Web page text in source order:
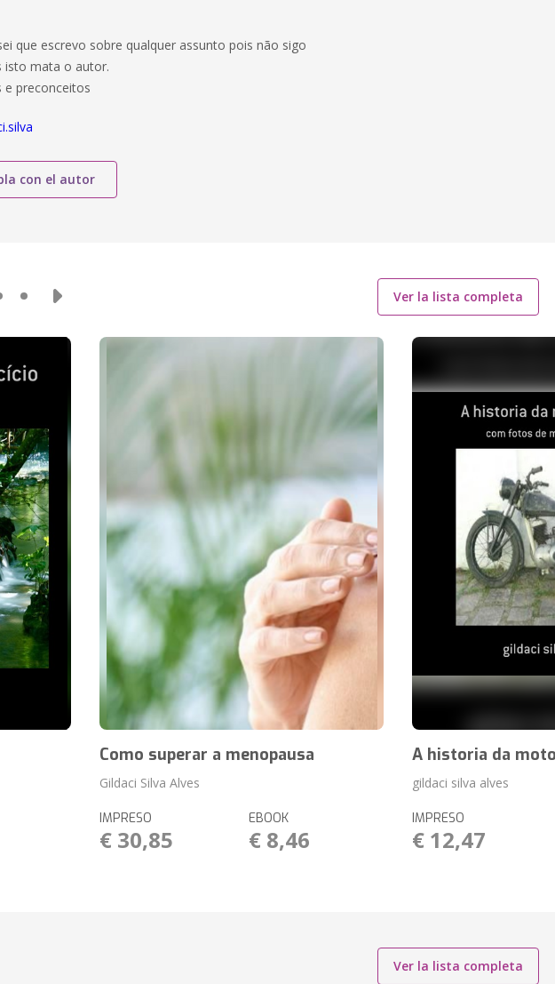
que escrevo sobre qualquer assunto pois não sigo
isto mata o autor.
e preconceitos
con el autor
Ver la lista completa
Como superar a menopausa
Gildaci Silva Alves
IMPRESO
€ 30,85
EBOOK
€ 8,46
A historia da
gildaci silva alves
IMPRESO
€ 12,47
Ver la lista completa